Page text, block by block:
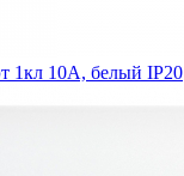
1кл 10А, белый IP20